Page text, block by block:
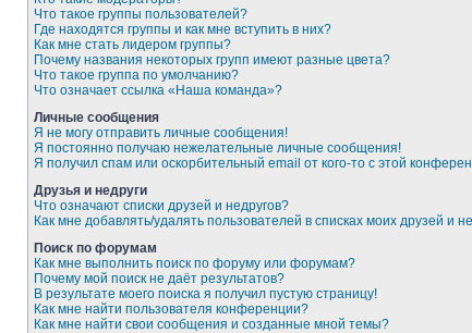
Что такое группы пользователей?
Где находятся группы и как мне вступить в них?
Как мне стать лидером группы?
Почему названия некоторых групп имеют разные цвета?
Что такое группа по умолчанию?
Что означает ссылка «Наша команда»?
Личные сообщения
Я не могу отправить личные сообщения!
Я постоянно получаю нежелательные личные сообщения!
Я получил спам или оскорбительный email от кого-то с этой
Друзья и недруги
Что означают списки друзей и недругов?
Как мне добавлять/удалять пользователей в списках моих друзей и
Поиск по форумам
Как мне выполнить поиск по форуму или форумам?
Почему мой поиск не даёт результатов?
В результате моего поиска я получил пустую страницу!
Как мне найти пользователя конференции?
Как мне найти свои сообщения и созданные мной темы?